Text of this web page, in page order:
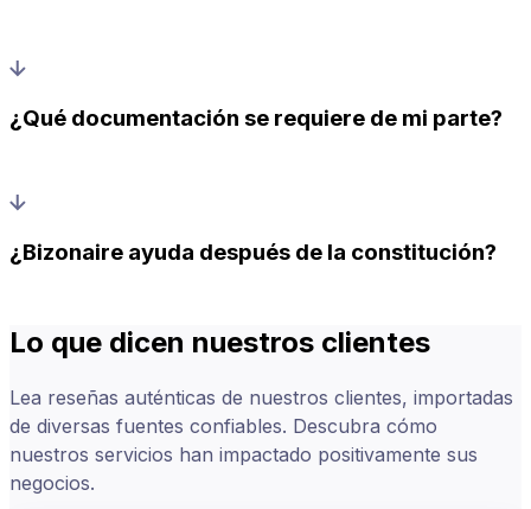
¿Qué documentación se requiere de mi parte?
¿Bizonaire ayuda después de la constitución?
Lo que dicen nuestros clientes
Lea reseñas auténticas de nuestros clientes, importadas
de diversas fuentes confiables. Descubra cómo
nuestros servicios han impactado positivamente sus
negocios.